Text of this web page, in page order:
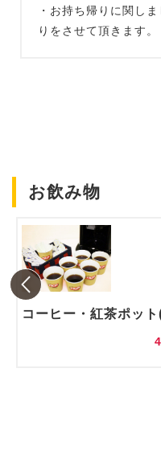
・お持ち帰りに関し
りをさせて頂きます。
お飲み物